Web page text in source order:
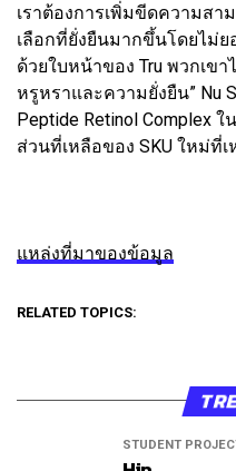
เราต้องการเพิ่มขีดความสา
เลือกที่ยั่งยืนมากขึ้นโดยไม่
ด้วยใบหน้าของ Tru พวกเข
หรูหราและความยั่งยืน” Nu
Peptide Retinol Complex
ส่วนที่เหลือของ SKU ใหม่ที่
แหล่งที่มาของข้อมูล
RELATED TOPICS:
STUDENT